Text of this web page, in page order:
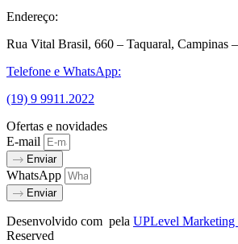
Endereço:
Rua Vital Brasil, 660 – Taquaral, Campinas
Telefone e WhatsApp:
(19) 9 9911.2022
Ofertas e novidades
E-mail
Enviar
WhatsApp
Enviar
Desenvolvido com pela UPLevel Marketing
Reserved